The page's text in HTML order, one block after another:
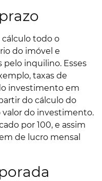
cálculo todo o
do imóvel e
pelo inquilino. Esses
taxas de
investimento em
do cálculo do
do investimento.
por 100, e assim
de lucro mensal